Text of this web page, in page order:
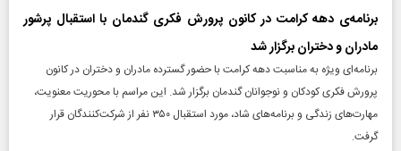
برنامه‌ی دهه کرامت در کانون پرورش فکری گندمان با استقبال پرشور
مادران و دختران برگزار شد
برنامه‌ای ویژه به مناسبت دهه کرامت با حضور گسترده مادران و دختران در کانون
پرورش فکری کودکان و نوجوانان گندمان برگزار شد. این مراسم با محوریت معنویت،
مهارت‌های زندگی و برنامه‌های شاد، مورد استقبال ۳۵۰ نفر از شرکت‌کنندگان قرار
گرفت.